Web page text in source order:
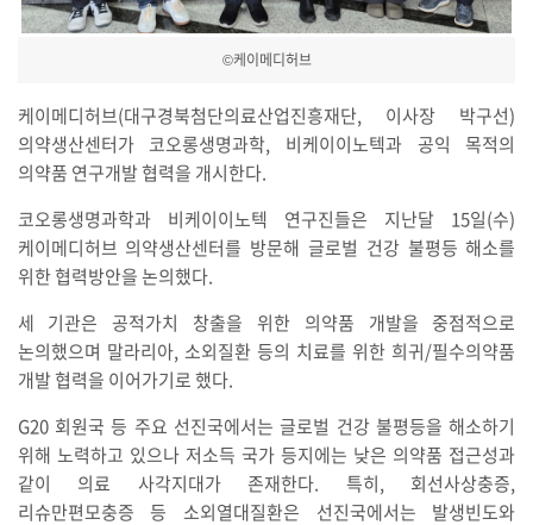
©케이메디허브
케이메디허브(대구경북첨단의료산업진흥재단, 이사장 박구선)
의약생산센터가 코오롱생명과학, 비케이이노텍과 공익 목적의
의약품 연구개발 협력을 개시한다.
코오롱생명과학과 비케이이노텍 연구진들은 지난달 15일(수)
케이메디허브 의약생산센터를 방문해 글로벌 건강 불평등 해소를
위한 협력방안을 논의했다.
세 기관은 공적가치 창출을 위한 의약품 개발을 중점적으로
논의했으며 말라리아, 소외질환 등의 치료를 위한 희귀/필수의약품
개발 협력을 이어가기로 했다.
G20 회원국 등 주요 선진국에서는 글로벌 건강 불평등을 해소하기
위해 노력하고 있으나 저소득 국가 등지에는 낮은 의약품 접근성과
같이 의료 사각지대가 존재한다. 특히, 회선사상충증,
리슈만편모충증 등 소외열대질환은 선진국에서는 발생빈도와